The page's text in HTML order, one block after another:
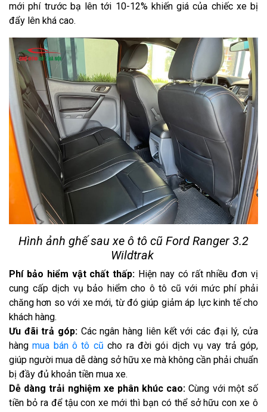
mới phí trước bạ lên tới 10-12% khiến giá của chiếc xe bị
đẩy lên khá cao.
Hình ảnh ghế sau xe ô tô cũ Ford Ranger 3.2
Wildtrak
Phí bảo hiểm vật chất thấp: Hiện nay có rất nhiều đơn vị
cung cấp dịch vụ bảo hiểm cho ô tô cũ với mức phí phải
chăng hơn so với xe mới, từ đó giúp giảm áp lực kinh tế cho
khách hàng.
Ưu đãi trả góp: Các ngân hàng liên kết với các đại lý, cửa
hàngmua bán ô tô cũ cho ra đời gói dịch vụ vay trả góp,
giúp người mua dễ dàng sở hữu xe mà không cần phải chuẩn
bị đầy đủ khoản tiền mua xe.
Dễ dàng trải nghiệm xe phân khúc cao: Cùng với một số
tiền bỏ ra để tậu con xe mới thì bạn có thể sở hữu con xe ô